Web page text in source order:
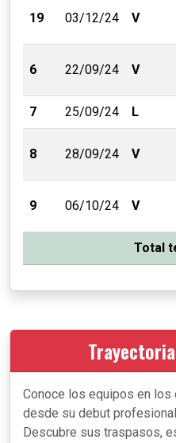
19 03/12/24 V
6 22/09/24 V
7 25/09/24 L
8 28/09/24 V
9 06/10/24 V
Total
Conoce los equipos en los
desde su debut
Descubre sus traspasos,